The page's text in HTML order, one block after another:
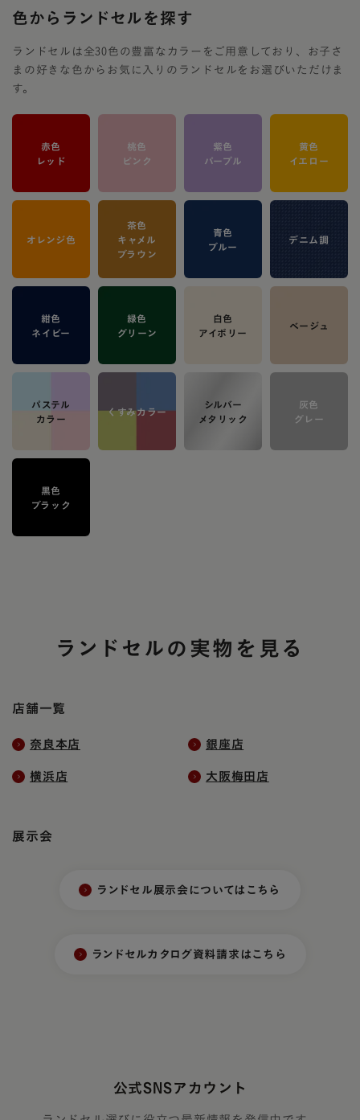
色からランドセルを探す
ランドセルは全30色の豊富なカラーをご用意しており、お子さ
まの好きな色からお気に入りのランドセルをお選びいただけま
す。
赤色
レッド
桃色
ピンク
紫色
パープル
黄色
イエロー
オレンジ色
茶色
キャメル
ブラウン
青色
ブルー
デニム調
紺色
ネイビー
緑色
グリーン
白色
アイボリー
ベージュ
パステル
カラー
くすみカラー
シルバー
メタリック
灰色
グレー
黒色
ブラック
ランドセルの実物を見る
店舗一覧
奈良本店 銀座店
横浜店 大阪梅田店
展示会
ランドセル展示会についてはこちら
ランドセルカタログ資料請求はこちら
公式SNSアカウント